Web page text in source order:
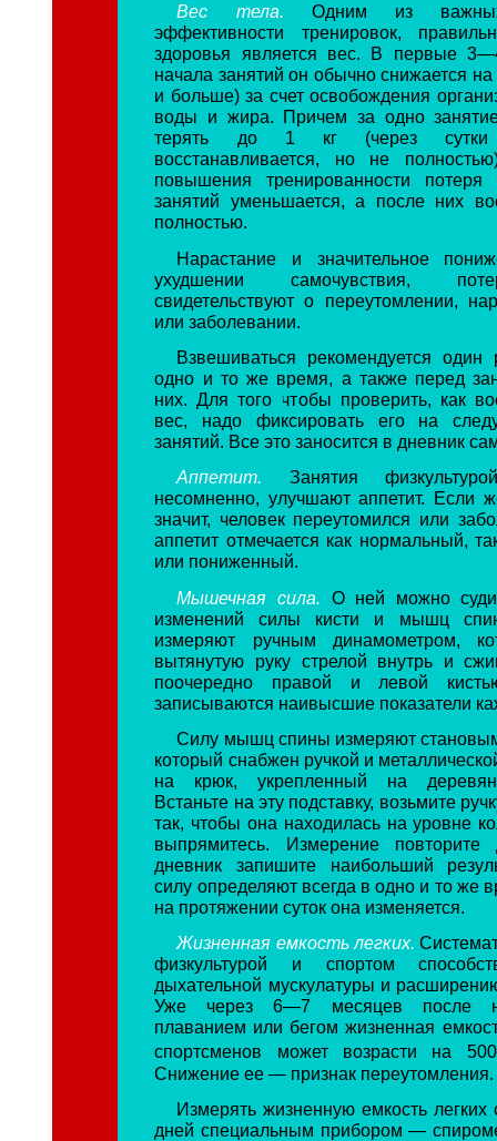
Вес тела. Одним из важных
эффективности тренировок,
здоровья является вес. В первые
начала занятий он обычно снижается
и больше) за счет освобождения
воды и жира. Причем за одно
терять до 1 кг (через
восстанавливается, но не
повышения тренированности
занятий уменьшается, а после них
полностью.
Нарастание и значительное
ухудшении самочувствия,
свидетельствуют о переутомлении,
или заболевании.
Взвешиваться рекомендуется
одно и то же время, а также перед
них. Для того чтобы проверить, как
вес, надо фиксировать его на
занятий. Все это заносится в дневник
Аппетит. Занятия
несомненно, улучшают аппетит. Если
значит, человек переутомился или
аппетит отмечается как нормальный,
или пониженный.
Мышечная сила. О ней можно
изменений силы кисти и мышц
измеряют ручным динамометром,
вытянутую руку стрелой внутрь и
поочередно правой и левой
записываются наивысшие показатели
Силу мышц спины измеряют
который снабжен ручкой и
на крюк, укрепленный на
Встаньте на эту подставку, возьмите
так, чтобы она находилась на уровне
выпрямитесь. Измерение
дневник запишите наибольший
силу определяют всегда в одно и то же
на протяжении суток она изменяется.
Жизненная емкость легких.
физкультурой и спортом
дыхательной мускулатуры и
Уже через 6—7 месяцев после
плаванием или бегом жизненная
спортсменов может возрасти на
Снижение ее — признак переутомления.
Измерять жизненную емкость легких
дней специальным прибором —